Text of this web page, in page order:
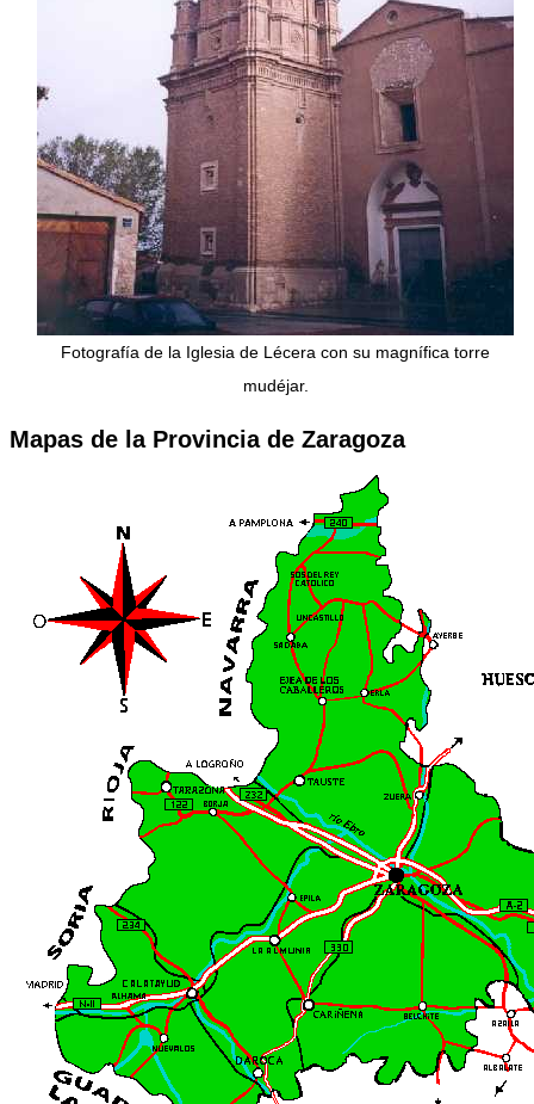
Fotografía de la Iglesia de Lécera con su magnífica torre
mudéjar.
Mapas de la Provincia de Zaragoza